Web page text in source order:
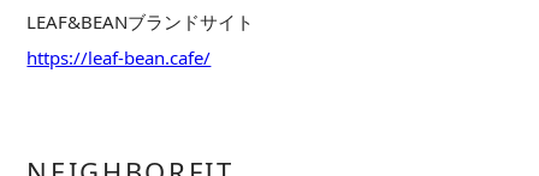
LEAF&BEANブランドサイト
https://leaf-bean.cafe/